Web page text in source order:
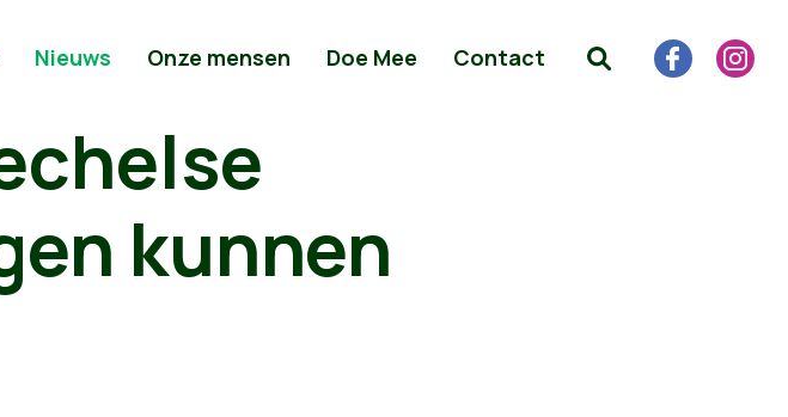
Nieuws Onze mensen Doe Mee Contact
kunnen